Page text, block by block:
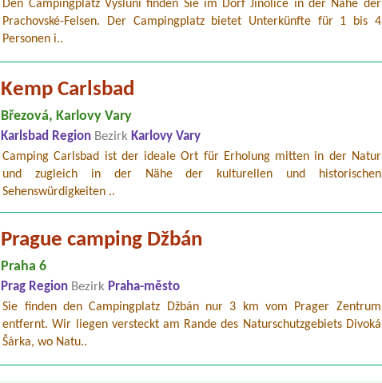
Den Campingplatz Výsluní finden Sie im Dorf Jinolice in der Nähe der
Prachovské-Felsen. Der Campingplatz bietet Unterkünfte für 1 bis 4
Personen i..
Kemp Carlsbad
Březová, Karlovy Vary
Karlsbad Region Bezirk Karlovy Vary
Camping Carlsbad ist der ideale Ort für Erholung mitten in der Natur
und zugleich in der Nähe der kulturellen und historischen
Sehenswürdigkeiten ..
Prague camping Džbán
Praha 6
Prag Region Bezirk Praha-město
Sie finden den Campingplatz Džbán nur 3 km vom Prager Zentrum
entfernt. Wir liegen versteckt am Rande des Naturschutzgebiets Divoká
Šárka, wo Natu..